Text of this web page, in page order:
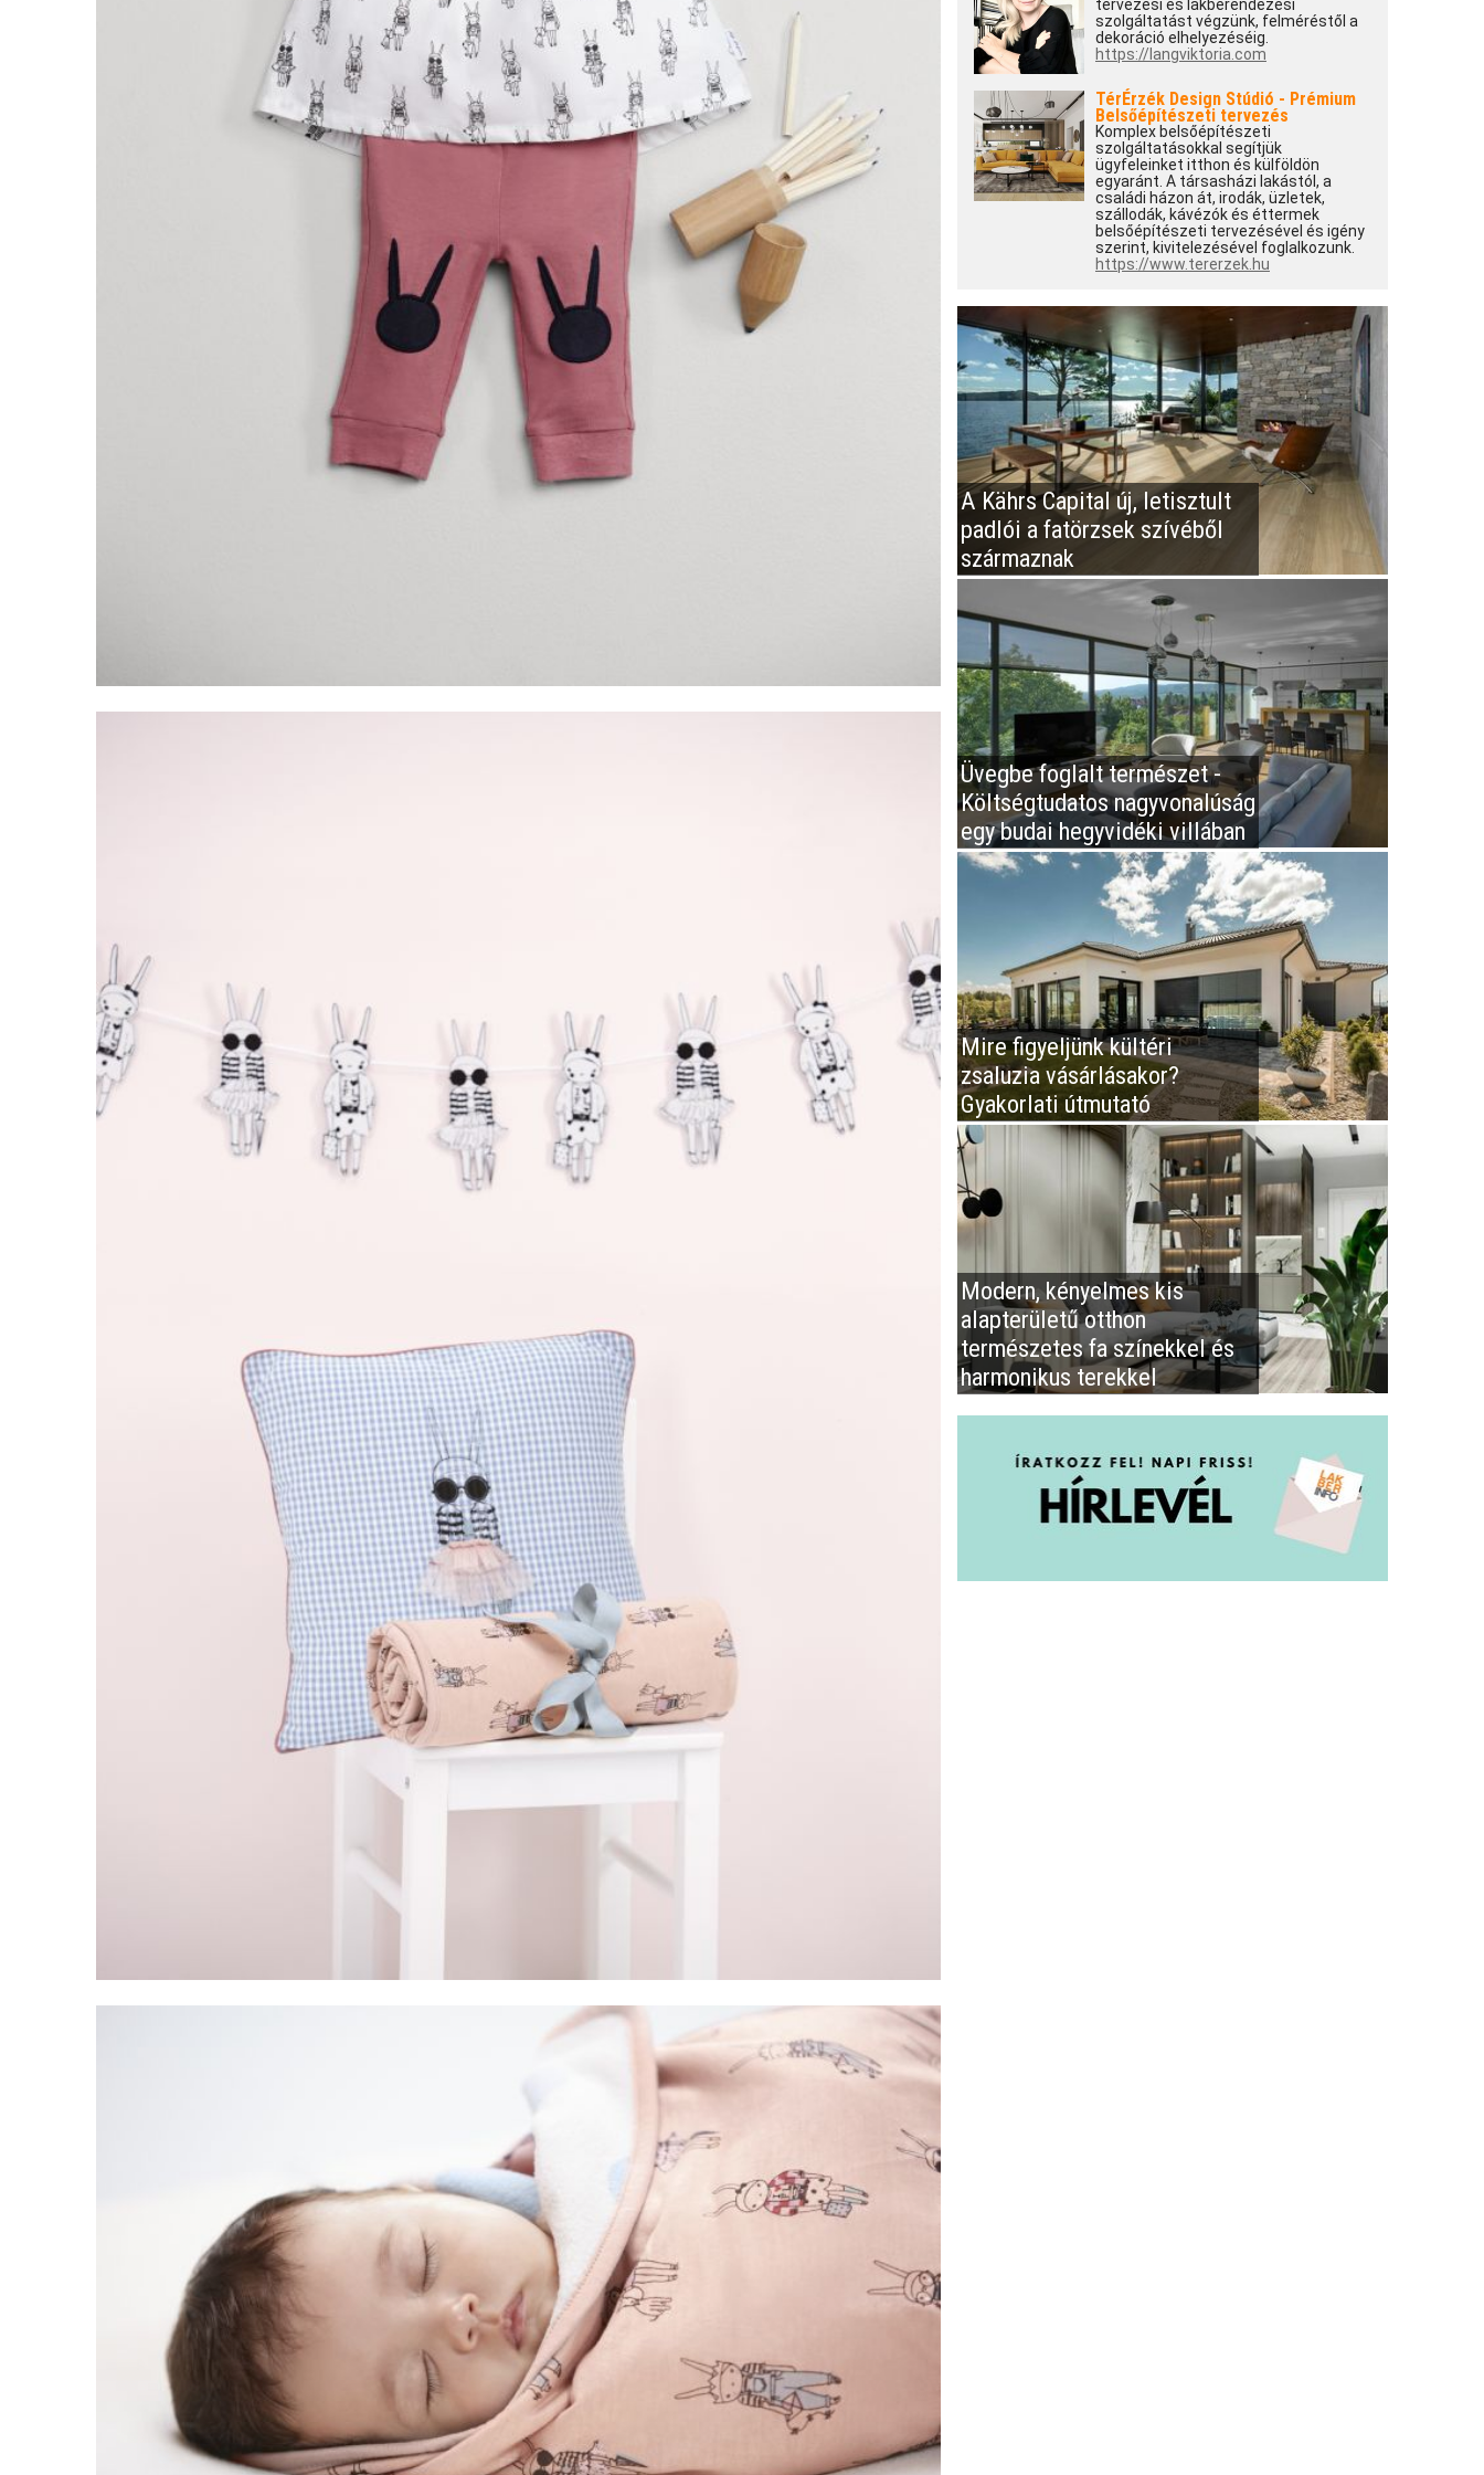
tervezési és lakberendezési
szolgáltatást végzünk, felméréstől a
dekoráció elhelyezéséig.
https://langviktoria.com
TérÉrzék Design Stúdió - Prémium
Belsőépítészeti tervezés
Komplex belsőépítészeti
szolgáltatásokkal segítjük
ügyfeleinket itthon és külföldön
egyaránt. A társasházi lakástól, a
családi házon át, irodák, üzletek,
szállodák, kávézók és éttermek
belsőépítészeti tervezésével és igény
szerint, kivitelezésével foglalkozunk.
https://www.tererzek.hu
A Kährs Capital új, letisztult
padlói a fatörzsek szívéből
származnak
Üvegbe foglalt természet -
Költségtudatos nagyvonalúság
egy budai hegyvidéki villában
Mire figyeljünk kültéri
zsaluzia vásárlásakor?
Gyakorlati útmutató
Modern, kényelmes kis
alapterületű otthon
természetes fa színekkel és
harmonikus terekkel